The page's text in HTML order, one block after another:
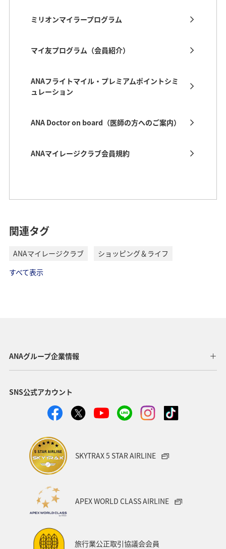
ミリオンマイラープログラム
マイ友プログラム（会員紹介）
ANAフライトマイル・プレミアムポイントシミ
ュレーション
ANA Doctor on board（医師の方へのご案内）
ANAマイレージクラブ会員規約
関連タグ
ANAマイレージクラブ
ショッピング＆ライフ
すべて表示
ANAグループ企業情報
SNS公式アカウント
SKYTRAX 5 STAR AIRLINE
APEX WORLD CLASS AIRLINE
旅行業公正取引協議会会員